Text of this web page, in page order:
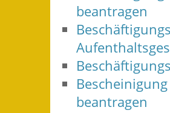
beantragen
beantragen